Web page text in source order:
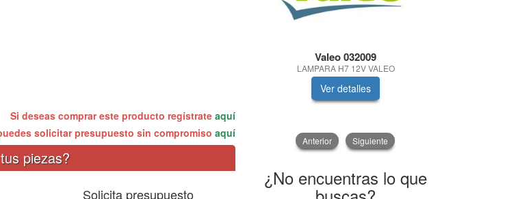
Si deseas comprar este producto regístrate aquí
solicitar presupuesto sin compromiso aquí
piezas?
Solicita presupuesto
Valeo 032009
LAMPARA H7 12V VALEO
Ver detalles
Anterior Siguiente
¿No encuentras lo que